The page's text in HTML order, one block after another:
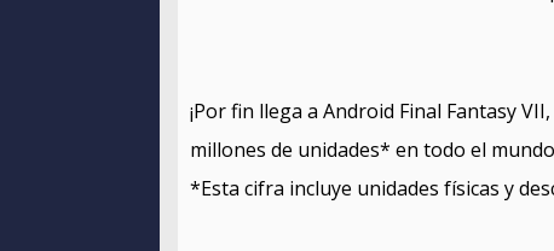
¡Por fin llega a Android Final Fantasy
millones de unidades* en todo el
*Esta cifra incluye unidades físicas y